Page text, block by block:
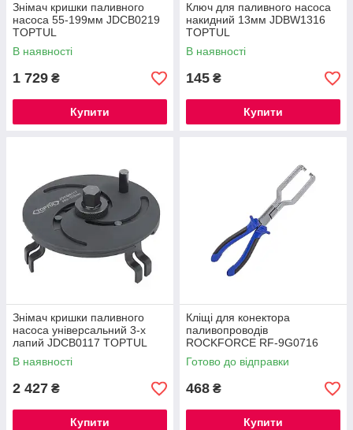
Знімач кришки паливного
насоса 55-199мм JDCB0219
TOPTUL
В наявності
1 729 ₴
Купити
Ключ для паливного насоса
накидний 13мм JDBW1316
TOPTUL
В наявності
145 ₴
Купити
Знімач кришки паливного
насоса універсальний 3-х
лапий JDCB0117 TOPTUL
В наявності
2 427 ₴
Купити
Кліщі для конектора
паливопроводів
ROCKFORCE RF-9G0716
Готово до відправки
468 ₴
Купити